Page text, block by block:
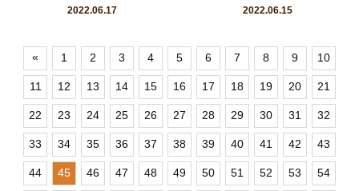
2022.06.17 2022.06.15
« 1 2 3 4 5 6 7 8 9 10
11 12 13 14 15 16 17 18 19 20 21
22 23 24 25 26 27 28 29 30 31 32
33 34 35 36 37 38 39 40 41 42 43
44 45 46 47 48 49 50 51 52 53 54